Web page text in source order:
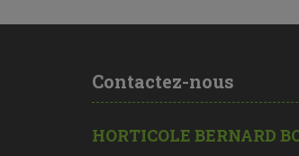
Contactez-nous
HORTICOLE BERNARD